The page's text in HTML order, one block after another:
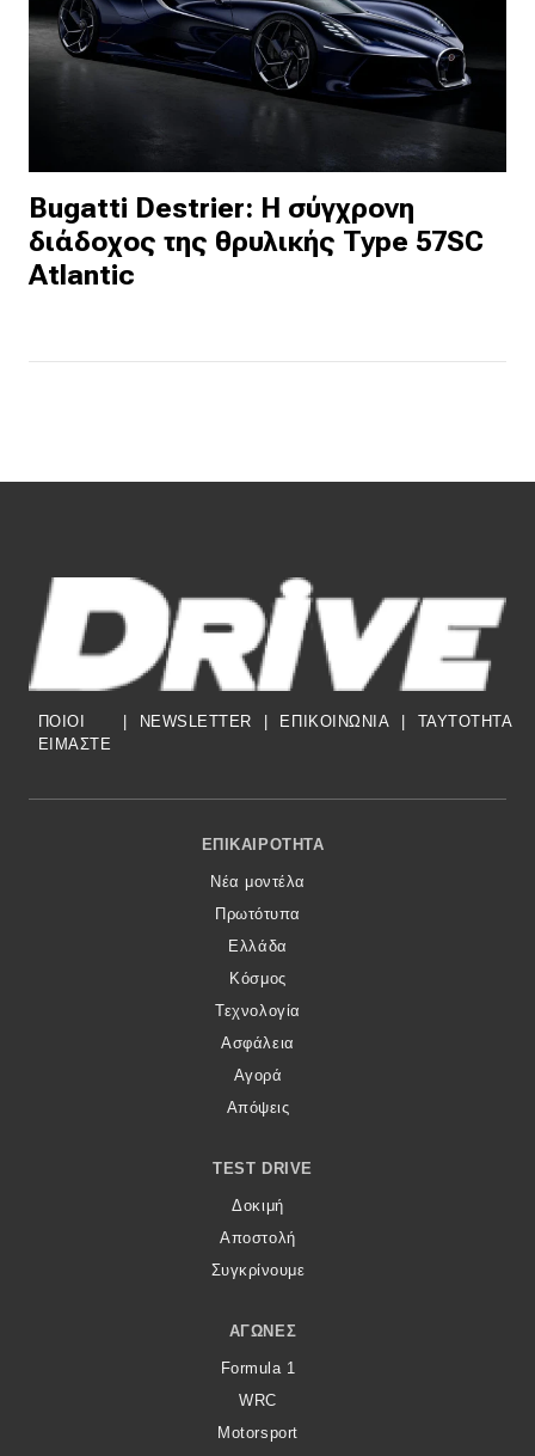
Bugatti Destrier: Η σύγχρονη
διάδοχος της θρυλικής Type 57SC
Atlantic
ΠΟΙΟΙ
ΕΙΜΑΣΤΕ
NEWSLETTER ΕΠΙΚΟΙΝΩΝΙΑ TAYTOTHTA
Footer Menu
ΕΠΙΚΑΙΡΌΤΗΤΑ
Νέα μοντέλα
Πρωτότυπα
Ελλάδα
Κόσμος
Τεχνολογία
Ασφάλεια
Αγορά
Απόψεις
TEST DRIVE
Δοκιμή
Αποστολή
Συγκρίνουμε
ΑΓΏΝΕΣ
Formula 1
WRC
Motorsport